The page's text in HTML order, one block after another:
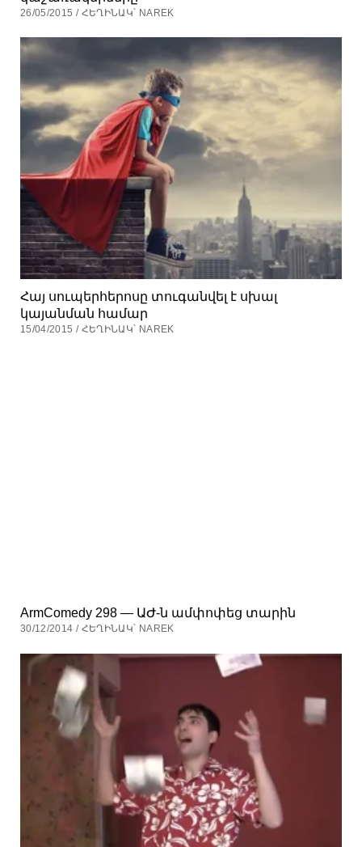
26/05/2015 / ՀԵՂԻՆԱԿ՝ NAREK
Հայ սուպերհերոսը տուգանվել է սխալ
կայանման համար
15/04/2015 / ՀԵՂԻՆԱԿ՝ NAREK
ArmComedy 298 — ԱԺ-ն ամփոփեց տարին
30/12/2014 / ՀԵՂԻՆԱԿ՝ NAREK